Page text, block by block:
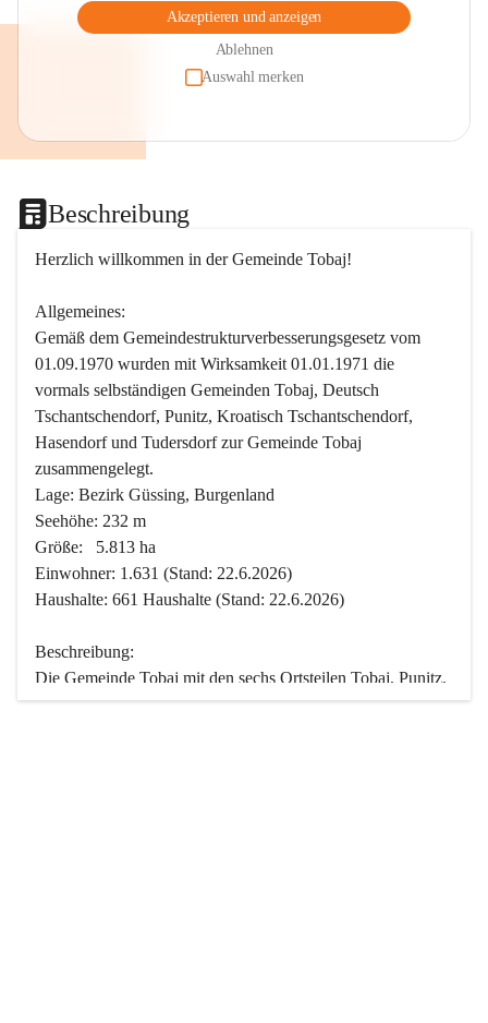
Akzeptieren und anzeigen
Ablehnen
Auswahl merken
Beschreibung
Herzlich willkommen in der Gemeinde Tobaj!
Allgemeines:
Gemäß dem Gemeindestrukturverbesserungsgesetz vom
01.09.1970 wurden mit Wirksamkeit 01.01.1971 die
vormals selbständigen Gemeinden Tobaj, Deutsch
Tschantschendorf, Punitz, Kroatisch Tschantschendorf,
Hasendorf und Tudersdorf zur Gemeinde Tobaj
zusammengelegt.
Lage: Bezirk Güssing, Burgenland
Seehöhe: 232 m
Größe:   5.813 ha
Einwohner: 1.631 (Stand: 22.6.2026)
Haushalte: 661 Haushalte (Stand: 22.6.2026)
Beschreibung:
Die Gemeinde Tobaj mit den sechs Ortsteilen Tobaj, Punitz,
Deutsch Tschantschendorf, Kroatisch Tschantschendorf,